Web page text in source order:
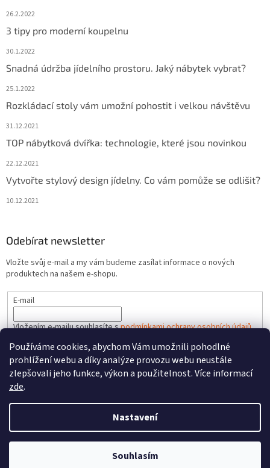
Používáme cookies, abychom Vám umožnili pohodlné
prohlížení webu a díky analýze provozu webu neustále
zlepšovali jeho funkce, výkon a použitelnost. Více informací
zde.
Nastavení
Souhlasím
26.2.2022
3 tipy pro moderní koupelnu
30.1.2022
Snadná údržba jídelního prostoru. Jaký nábytek vybrat?
25.1.2022
Rozkládací stoly vám umožní pohostit i velkou návštěvu
31.12.2021
TOP nábytková dvířka: technologie, které jsou novinkou
22.12.2021
Vytvořte stylový design jídelny. Co vám pomůže se odlišit?
10.12.2021
Odebírat newsletter
Vložte svůj e-mail a my vám budeme zasílat informace o nových
produktech na našem e-shopu.
E-mail
Vložením e-mailu souhlasíte spodmínkami ochrany osobních údajů
PŘIHLÁSIT SE
Copyright 2026FAREL.CZ. Všechna práva vyhrazena.Upravit
nastavení cookies